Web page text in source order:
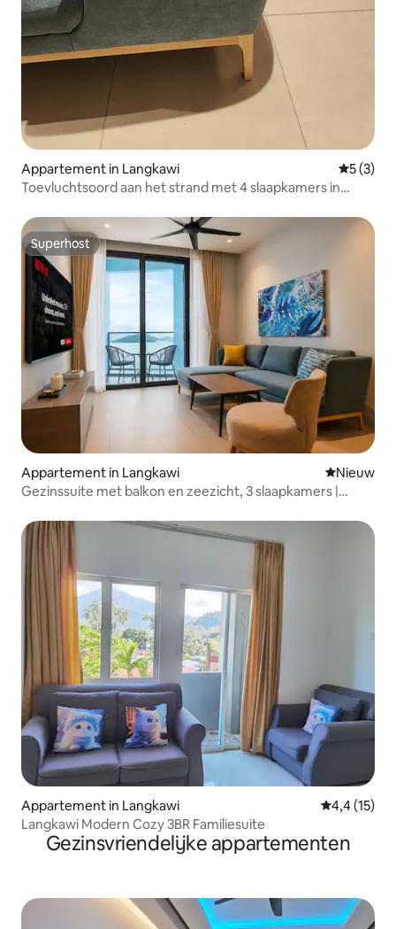
Appartement in Langkawi
5 (3)
Toevluchtsoord aan het strand met 4 slaapkamers in
Superhost
Superhost
Appartement in Langkawi Nieuwe
Nieuw
Gezinssuite met balkon en zeezicht, 3 slaapkamers |
Appartement in Langkawi
4,4 (15)
Langkawi Modern Cozy 3BR Familiesuite
Gezinsvriendelijke appartementen